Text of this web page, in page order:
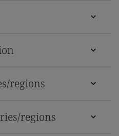
regions
regions